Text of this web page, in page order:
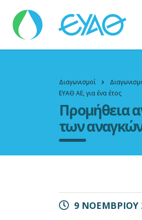
Διαγωνισμοί
ΕΥΑΘ ΑΕ, για ένα έτος
Προμήθεια
των
9 ΝΟΕΜΒΡΙΟΥ